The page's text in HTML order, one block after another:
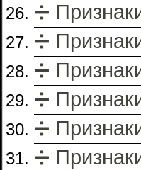
➗
➗
➗
➗
➗
➗